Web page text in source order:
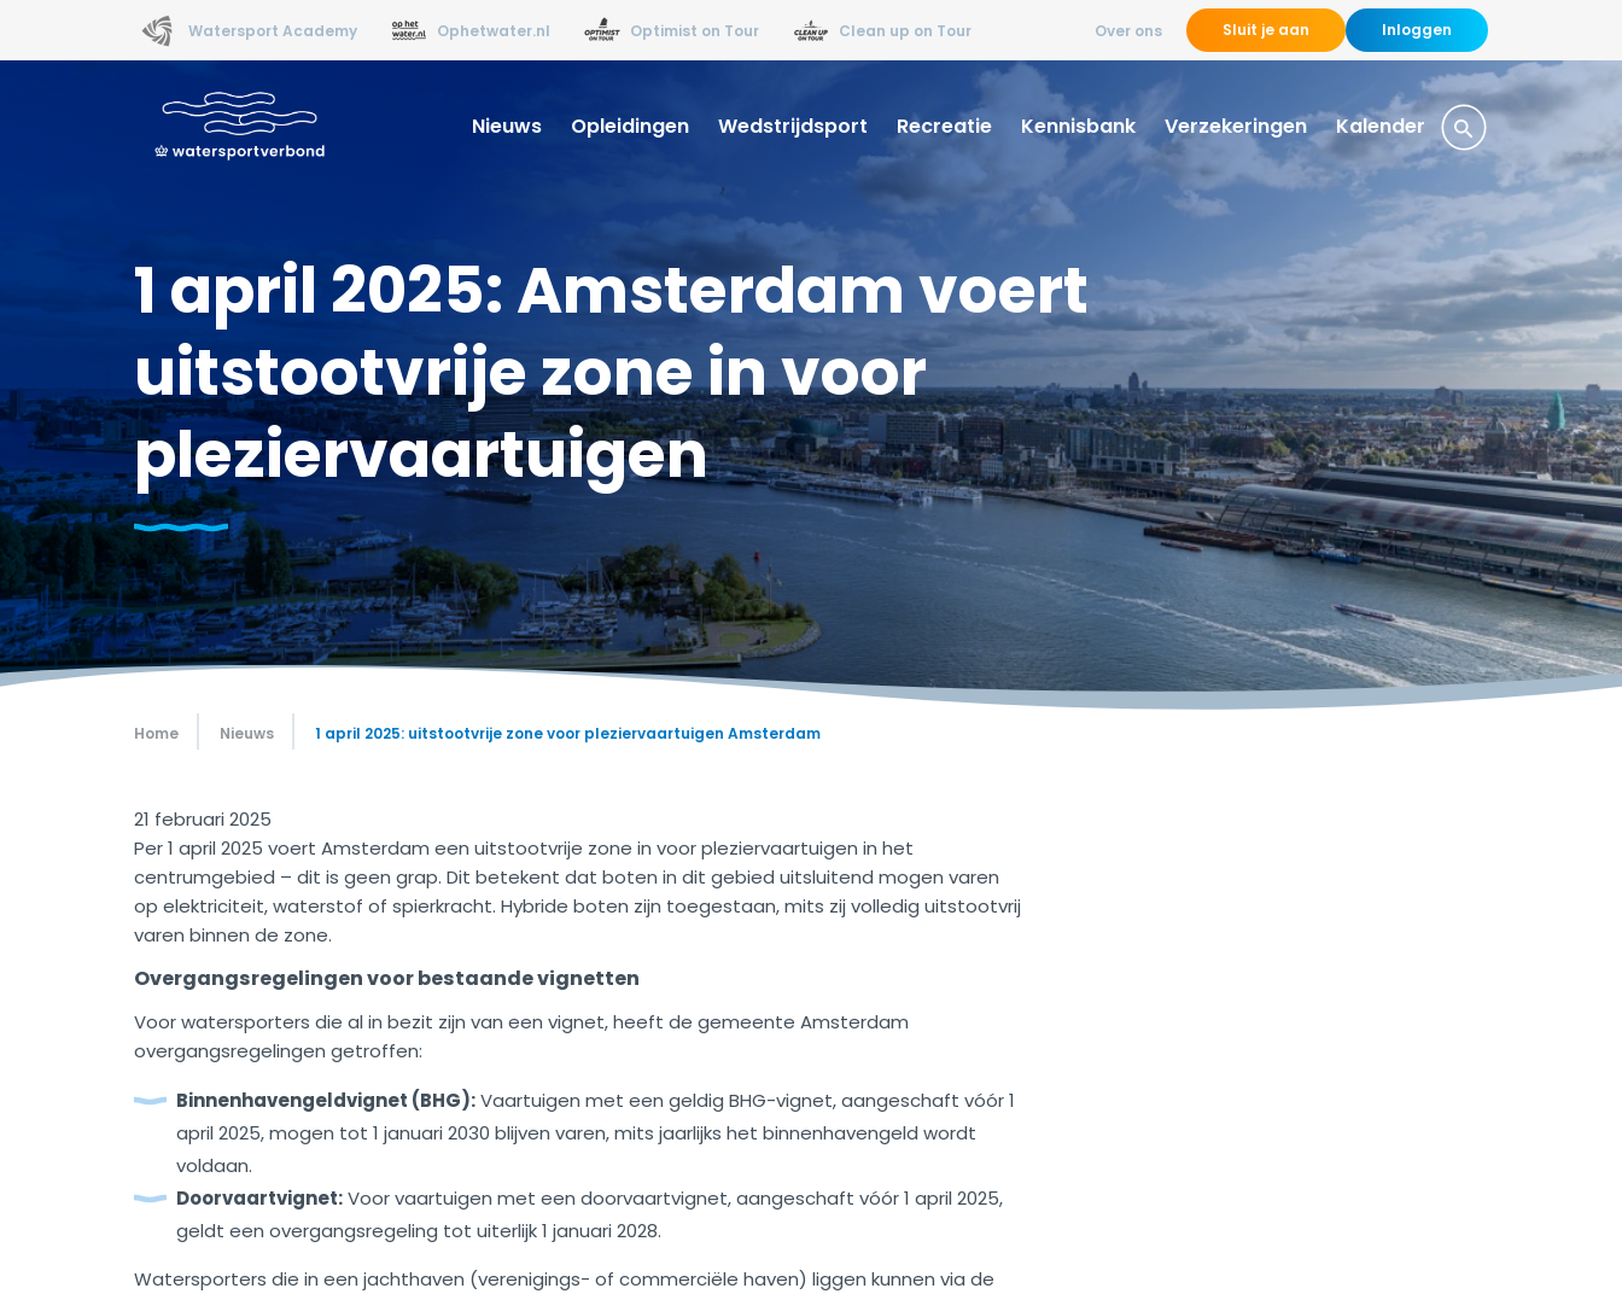
Watersport Academy Ophetwater.nl Optimist on Tour Clean up on Tour Over ons Sluit je aan Inloggen
Nieuws Opleidingen Wedstrijdsport Recreatie Kennisbank Verzekeringen Kalender
1 april 2025: Amsterdam voert
uitstootvrije zone in voor
pleziervaartuigen
Home Nieuws 1 april 2025: uitstootvrije zone voor pleziervaartuigen Amsterdam
21 februari 2025
Per 1 april 2025 voert Amsterdam een uitstootvrije zone in voor pleziervaartuigen in het
centrumgebied – dit is geen grap. Dit betekent dat boten in dit gebied uitsluitend mogen varen
op elektriciteit, waterstof of spierkracht. Hybride boten zijn toegestaan, mits zij volledig uitstootvrij
varen binnen de zone.
Overgangsregelingen voor bestaande vignetten
Voor watersporters die al in bezit zijn van een vignet, heeft de gemeente Amsterdam
overgangsregelingen getroffen:
Binnenhavengeldvignet (BHG):Vaartuigen met een geldig BHG-vignet, aangeschaft vóór 1
april 2025, mogen tot 1 januari 2030 blijven varen, mits jaarlijks het binnenhavengeld wordt
voldaan.
Doorvaartvignet:Voor vaartuigen met een doorvaartvignet, aangeschaft vóór 1 april 2025,
geldt een overgangsregeling tot uiterlijk 1 januari 2028.
Watersporters die in een jachthaven (verenigings- of commerciële haven) liggen kunnen via de